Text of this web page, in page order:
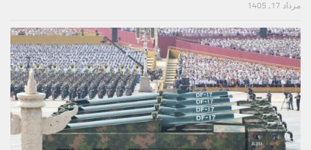
مرداد 17, 1405